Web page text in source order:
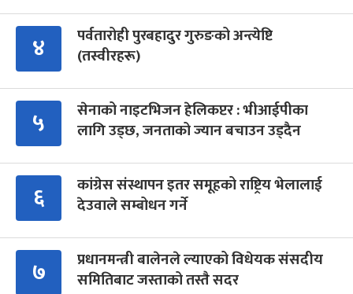
४
पर्वतारोही पुरबहादुर गुरुङको अन्त्येष्टि
(तस्वीरहरू)
५
सेनाको नाइटभिजन हेलिकप्टर : भीआईपीका
लागि उड्छ, जनताको ज्यान बचाउन उड्दैन
६
कांग्रेस संस्थापन इतर समूहको राष्ट्रिय भेलालाई
देउवाले सम्बोधन गर्ने
७
प्रधानमन्त्री बालेनले ल्याएको विधेयक संसदीय
समितिबाट जस्ताको तस्तै सदर